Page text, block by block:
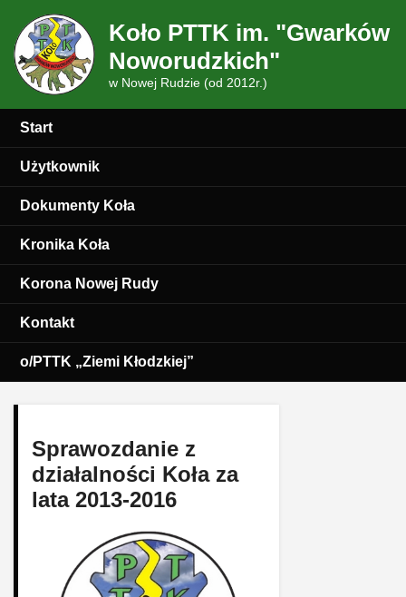
Koło PTTK im. "Gwarków
Noworudzkich"
w Nowej Rudzie (od 2012r.)
Start
Użytkownik
Dokumenty Koła
Kronika Koła
Korona Nowej Rudy
Kontakt
o/PTTK „Ziemi Kłodzkiej”
Sprawozdanie z
działalności Koła za
lata 2013-2016